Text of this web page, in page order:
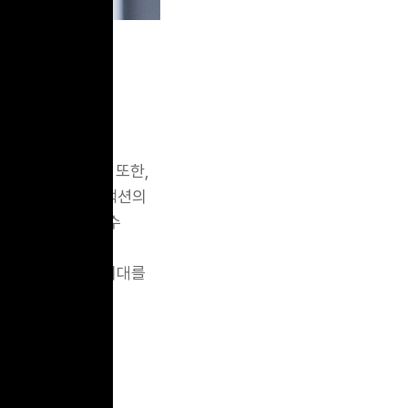
짧은
애니메이션이
에 해당합니다. 또한,
마이크로인터랙션의
션도 자주 볼 수
고, 시스템이
고, 사용자의 기대를
다. 그렇다면,